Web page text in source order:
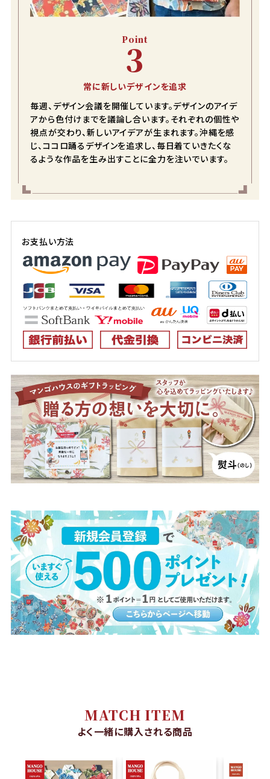
S 店舗取り寄せ申請
カートに入れる
L
在庫切れ
LL
在庫切れ 店舗取り寄せ申請
3L
Point
3
常に新しいデザインを追求
毎週、デザイン会議を開催しています。デザインのアイデ
アから色付けまでを議論し合います。それぞれの個性や
視点が交わり、新しいアイデアが生まれます。沖縄を感
じ、ココロ踊るデザインを追求し、毎日着ていきたくな
るような作品を生み出すことに全力を注いでいます。
お支払い方法
MATCH ITEM
よく一緒に購入される商品